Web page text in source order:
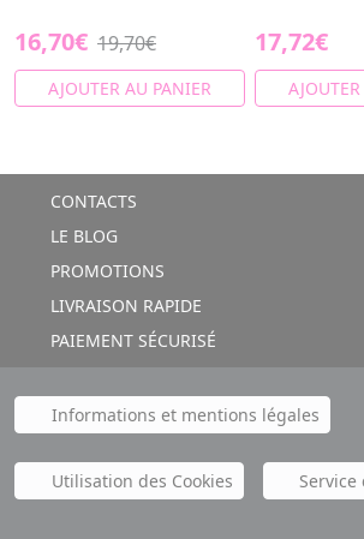
16,70€ 19,70€
AJOUTER AU PANIER
17,72€
CONTACTS
LE BLOG
PROMOTIONS
LIVRAISON RAPIDE
PAIEMENT SÉCURISÉ
Informations et mentions légales
Utilisation des Cookies